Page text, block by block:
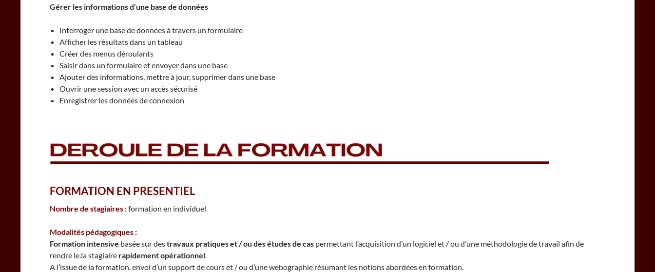
Gérer les informations d’une base de données
Interroger une base de données à travers un formulaire
Afficher les résultats dans un tableau
Créer des menus déroulants
Saisir dans un formulaire et envoyer dans une base
Ajouter des informations, mettre à jour, supprimer dans une base
Ouvrir une session avec un accès sécurisé
Enregistrer les données de connexion
FORMATION EN PRESENTIEL
Nombre de stagiaires :formation en individuel
Modalités pédagogiques :
Formation intensive basée sur destravaux pratiques et / ou des études de cas permettant l’acquisition d’un logiciel et / ou d’une méthodologie de travail afin de
rendre le.la stagiaire rapidement opérationnel.
A l’issue de la formation, envoi d’un support de cours et / ou d’une webographie résumant les notions abordées en formation.